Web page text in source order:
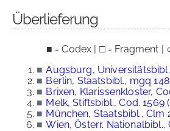
Überlieferung
■ = Codex | □ = Fragment |
■ Augsburg, Universitätsbibl.,
■ Berlin, Staatsbibl., mgq
■ Brixen, Klarissenkloster,
■ Melk, Stiftsbibl., Cod. 1569
■ München, Staatsbibl., Clm
■ Wien, Österr. Nationalbibl.,